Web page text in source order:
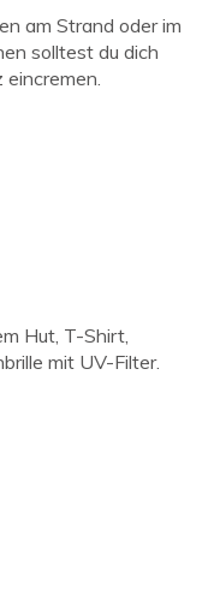
am Strand oder im
solltest du dich
Hut, T-Shirt,
mit UV-Filter.